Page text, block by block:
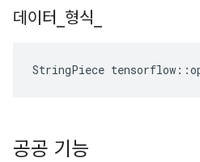
데이터 형식
StringPiece
공공 기능